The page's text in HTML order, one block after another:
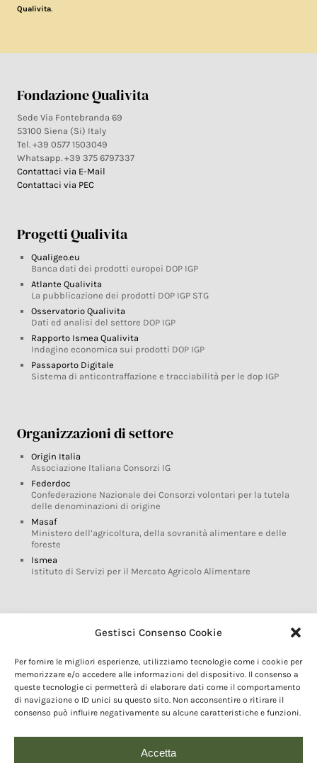
Gestisci Consenso Cookie
Per fornire le migliori esperienze, utilizziamo tecnologie come i cookie per
memorizzare e/o accedere alle informazioni del dispositivo. Il consenso a
queste tecnologie ci permetterà di elaborare dati come il comportamento
di navigazione o ID unici su questo sito. Non acconsentire o ritirare il
consenso può influire negativamente su alcune caratteristiche e funzioni.
Accetta
Qualivita
Fondazione Qualivita
Sede Via Fontebranda 69
53100 Siena (Si) Italy
Tel. +39 0577 1503049
Whatsapp. +39 375 6797337
Contattaci via E-Mail
Contattaci via PEC
Progetti Qualivita
Qualigeo.eu
Banca dati dei prodotti europei DOP IGP
Atlante Qualivita
La pubblicazione dei prodotti DOP IGP STG
Osservatorio Qualivita
Dati ed analisi del settore DOP IGP
Rapporto Ismea Qualivita
Indagine economica sui prodotti DOP IGP
Passaporto Digitale
Sistema di anticontraffazione e tracciabilità per le dop IGP
Organizzazioni di settore
Origin Italia
Associazione Italiana Consorzi IG
Federdoc
Confederazione Nazionale dei Consorzi volontari per la tutela
delle denominazioni di origine
Masaf
Ministero dell’agricoltura, della sovranità alimentare e delle
foreste
Ismea
Istituto di Servizi per il Mercato Agricolo Alimentare
Glossario DOP IGP
Marchi DOP IGP
Normativa prodotti DOP IGP
Consorzi di Tutela
Farm To Fork e prodotti DOP IGP